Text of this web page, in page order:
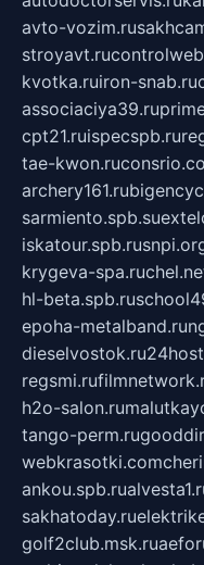
avto-vozim.ru
stroyavt.ru
kvotka.ruiron-snab.ru
associaciya39.ru
cpt21.ruispecspb.ru
tae-kwon.ru
archery161.ru
sarmiento.spb.su
iskatour.spb.ru
krygeva-spa.ru
hl-beta.spb.ru
epoha-metalband.ru
dieselvostok.ru
regsmi.ru
h2o-salon.ru
tango-perm.ru
webkrasotki.com
ankou.spb.ru
sakhatoday.ru
golf2club.msk.ru